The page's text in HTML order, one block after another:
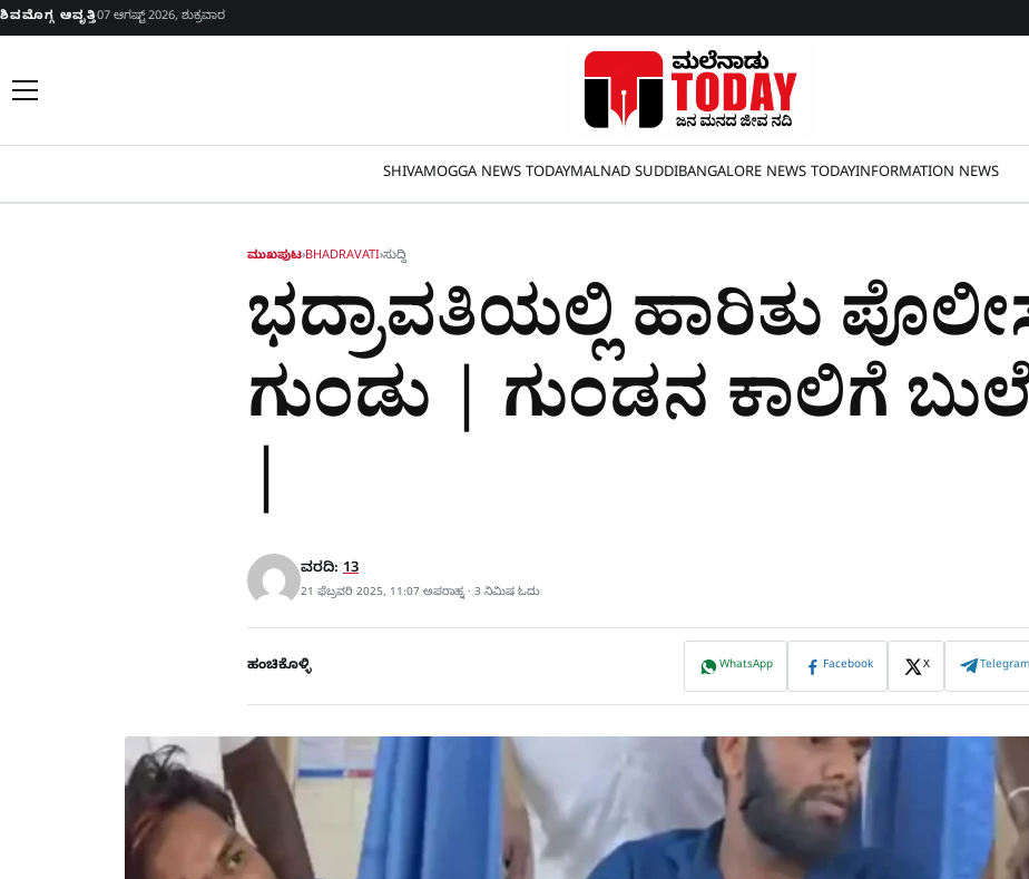
Skip to content
ಶಿವಮೊಗ್ಗ ಆವೃತ್ತಿ07 ಆಗಷ್ಟ್ 2026, ಶುಕ್ರವಾರ
SHIVAMOGGA NEWS TODAYMALNAD SUDDIBANGALORE NEWS TODAYINFORMATION NEWS
ಮುಖಪುಟ›BHADRAVATI›ಸುದ್ದಿ
ಭದ್ರಾವತಿಯಲ್ಲಿ ಹಾರಿತು
ಗುಂಡು | ಗುಂಡನ ಕಾಲಿಗೆ
|
ವರದಿ: 13
21 ಫೆಬ್ರವರಿ 2025, 11:07 ಅಪರಾಹ್ನ · 3 ನಿಮಿಷ ಓದು
ಹಂಚಿಕೊಳ್ಳಿ WhatsApp Facebook X Telegram